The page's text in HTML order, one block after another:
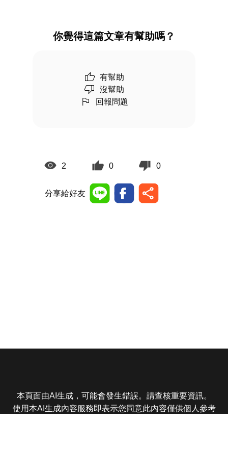
你覺得這篇文章有幫助嗎？
有幫助
沒幫助
回報問題
2 0 0
分享給好友
本頁面由AI生成，可能會發生錯誤。請查核重要資訊。
使用本AI生成內容服務即表示您同意此內容僅供個人參考